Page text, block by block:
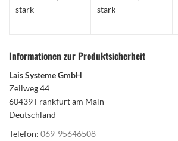
stark
stark
Informationen zur Produktsicherheit
Lais Systeme GmbH
Zeilweg 44
60439 Frankfurt am Main
Deutschland
Telefon: 069-95646508